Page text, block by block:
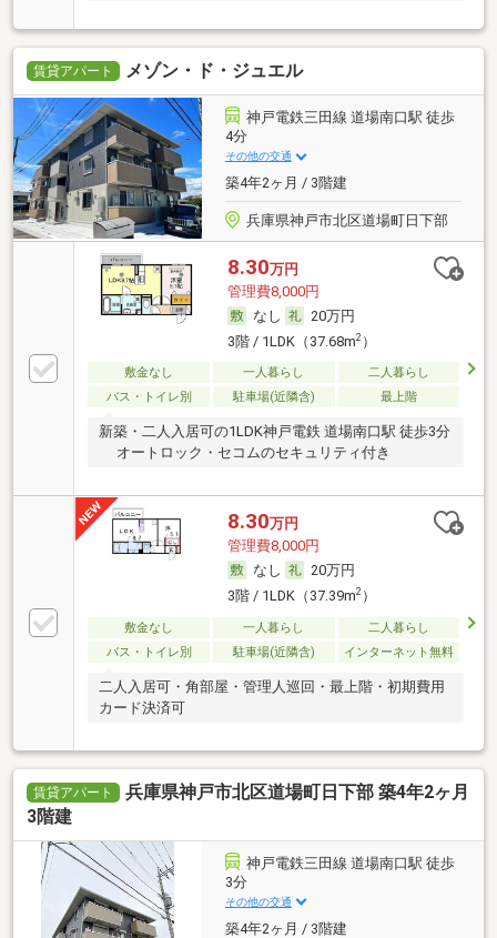
賃貸アパート メゾン・ド・ジュエル
神戸電鉄三田線 道場南口駅 徒歩
4分
その他の交通
築4年2ヶ月 / 3階建
兵庫県神戸市北区道場町日下部
8.30万円
管理費8,000円
なし
20万円
3階 / 1LDK（37.68m2）
敷金なし 一人暮らし
二人暮らし
バス・トイレ別
駐車場(近隣含) 最上階
新築・二人入居可の1LDK神戸電鉄 道場南口駅 徒歩3分
オートロック・セコムのセキュリティ付き
8.30万円
管理費8,000円
なし
20万円
3階 / 1LDK（37.39m2）
敷金なし 一人暮らし
二人暮らし
バス・トイレ別
駐車場(近隣含) インターネット無料
二人入居可・角部屋・管理人巡回・最上階・初期費用
カード決済可
賃貸アパート
兵庫県神戸市北区道場町日下部 築4年2ヶ月
3階建
神戸電鉄三田線 道場南口駅 徒歩
3分
その他の交通
築4年2ヶ月 / 3階建